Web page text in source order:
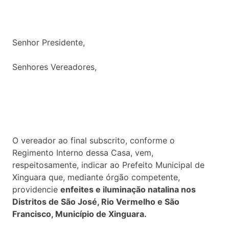
Senhor Presidente,
Senhores Vereadores,
O vereador ao final subscrito, conforme o
Regimento Interno dessa Casa, vem,
respeitosamente, indicar ao Prefeito Municipal de
Xinguara que, mediante órgão competente,
providencie enfeites e iluminação natalina nos
Distritos de São José, Rio Vermelho e São
Francisco, Município de Xinguara.